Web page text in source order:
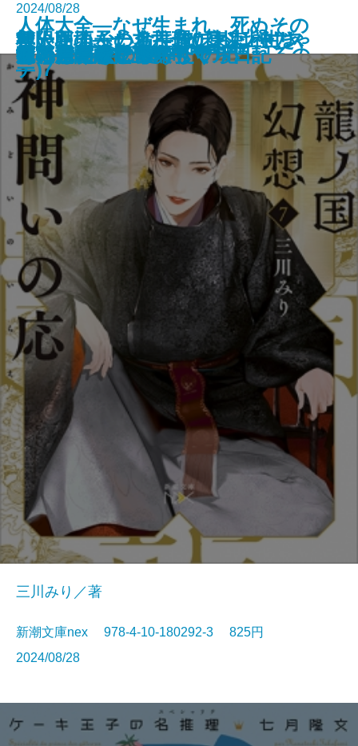
邯鄲の島遥かなり〔上〕
とんちき 蔦重青春譜
救いたくない命―俺たちは神じゃ
ない2―
花と茨―七代目市川團十郎―
捨て童子・松平忠輝〔上〕
捨て童子・松平忠輝〔中〕
捨て童子・松平忠輝〔下〕
無人島のふたり―120日以上生き
なくちゃ日記―
人体大全―なぜ生まれ、死ぬその
日まで無意識に動き続けられるの
か―
狐の嫁入り 幽世の薬剤師
2024/08/28
龍ノ国幻想7 神問いの応
三川みり／著
新潮文庫nex 978-4-10-180292-3 825円
2024/08/28
ケーキ王子の名推理(スペシャリ
テ)7
極限団地―一九六一 東京ハウス
―
これはただの夏
死に急ぐ鯨たち・もぐら日記
雀の手帖
京に鬼の棲む里ありて
探花―隠蔽捜査9―
あのころなにしてた？
狂った宴